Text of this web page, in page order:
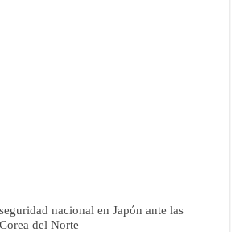
nacional en Japón ante las
del Norte